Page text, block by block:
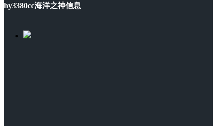
hy3380cc海洋之神信息